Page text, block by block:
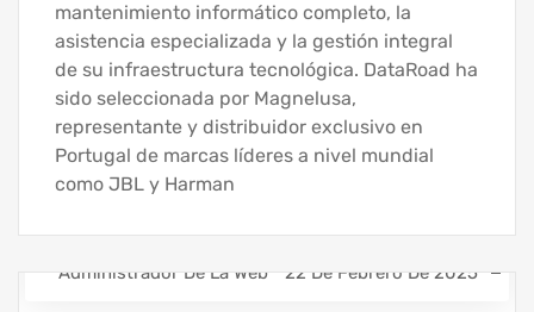
mantenimiento informático completo, la
asistencia especializada y la gestión integral
de su infraestructura tecnológica. DataRoad ha
sido seleccionada por Magnelusa,
representante y distribuidor exclusivo en
Portugal de marcas líderes a nivel mundial
como JBL y Harman
Administrador De La Web 22 De Febrero De 2025